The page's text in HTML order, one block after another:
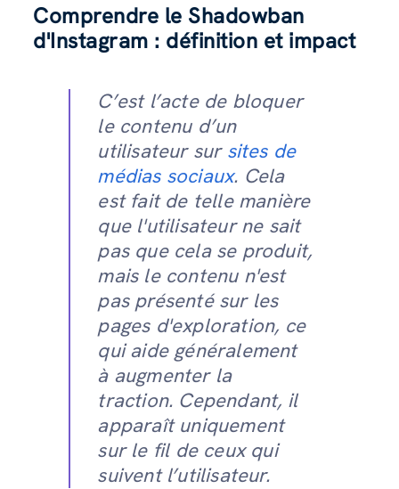
Comprendre le Shadowban
d'Instagram : définition et impact
C’est l’acte de bloquer
le contenu d’un
utilisateur sursites de
médias sociaux. Cela
est fait de telle manière
que l'utilisateur ne sait
pas que cela se produit,
mais le contenu n'est
pas présenté sur les
pages d'exploration, ce
qui aide généralement
à augmenter la
traction. Cependant, il
apparaît uniquement
sur le fil de ceux qui
suivent l’utilisateur.